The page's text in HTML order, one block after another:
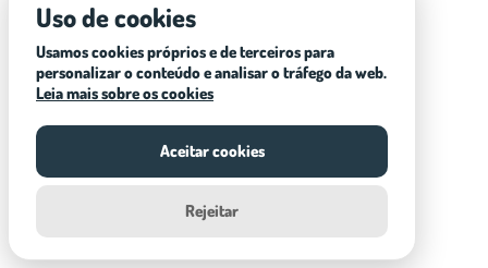
Uso de cookies
Usamos cookies próprios e de terceiros para
personalizar o conteúdo e analisar o tráfego da web.
Leia mais sobre os cookies
Aceitar cookies
Rejeitar